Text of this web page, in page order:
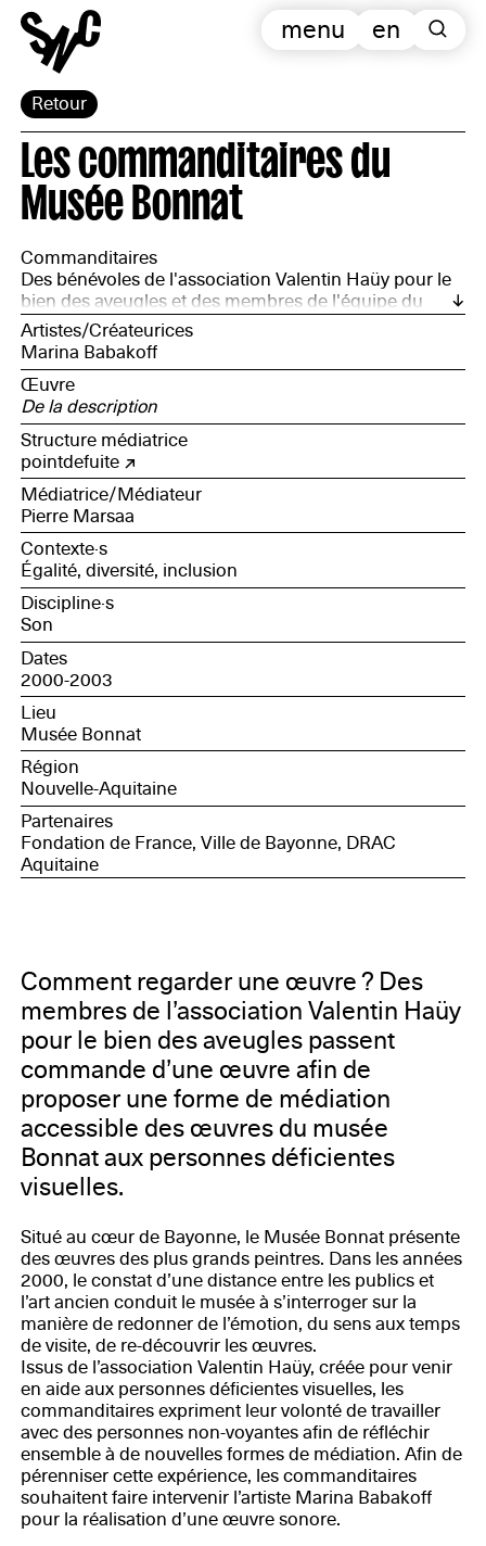
Retour
en
menu
Les commanditaires du
Musée Bonnat
Commanditaires
Des bénévoles de l'association Valentin Haüy pour le
bien des aveugles et des membres de l'équipe du
Musée Bonnat
Artistes/Créateurices
Marina Babakoff
Œuvre
De la description
Structure médiatrice
pointdefuite
Médiatrice/Médiateur
Pierre Marsaa
Contexte·s
Égalité, diversité, inclusion
Discipline·s
Son
Dates
2000-2003
Lieu
Musée Bonnat
Région
Nouvelle-Aquitaine
Partenaires
Fondation de France, Ville de Bayonne, DRAC
Aquitaine
Comment regarder une œuvre ? Des
membres de l’association Valentin Haüy
pour le bien des aveugles passent
commande d’une œuvre afin de
proposer une forme de médiation
accessible des œuvres du musée
Bonnat aux personnes déficientes
visuelles.
Situé au cœur de Bayonne, le Musée Bonnat présente
des œuvres des plus grands peintres. Dans les années
2000, le constat d’une distance entre les publics et
l’art ancien conduit le musée à s’interroger sur la
manière de redonner de l’émotion, du sens aux temps
de visite, de re-découvrir les œuvres.
Issus de l’association Valentin Haüy, créée pour venir
en aide aux personnes déficientes visuelles, les
commanditaires expriment leur volonté de travailler
avec des personnes non-voyantes afin de réfléchir
ensemble à de nouvelles formes de médiation. Afin de
pérenniser cette expérience, les commanditaires
souhaitent faire intervenir l’artiste Marina Babakoff
pour la réalisation d’une œuvre sonore.